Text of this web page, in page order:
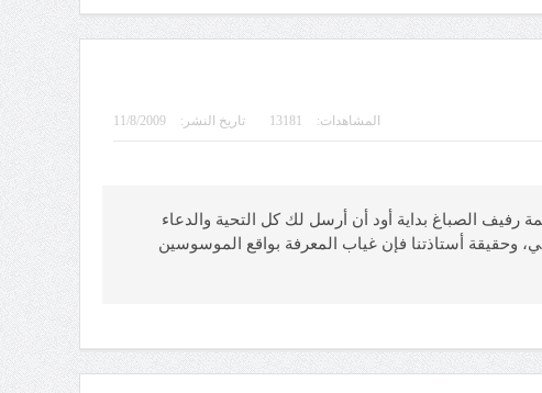
تاريخ النشر: 11/8/2009 المشاهدات: 13181
تقول: منهج الفقهاء في التعامل مع الوسواس القهري مشاركة6 الأستاذة الكريمة رفيف الصباغ بداية أود أن أرسل لك كل التحية والدعاء
وحقيقة أستاذتنا فإن غياب المعرفة بواقع الموسوسين